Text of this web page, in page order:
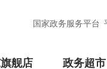
国家政务服务平台
舰店 政务超市